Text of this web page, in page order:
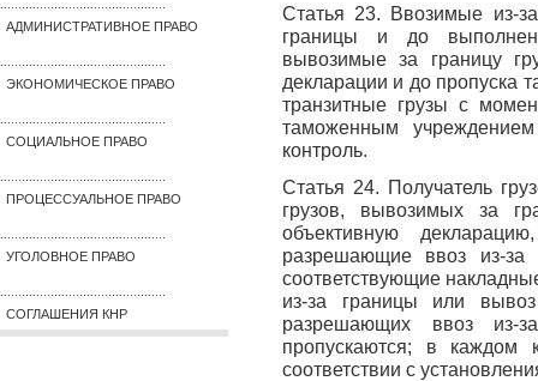
АДМИНИСТРАТИВНОЕ ПРАВО
ЭКОНОМИЧЕСКОЕ ПРАВО
СОЦИАЛЬНОЕ ПРАВО
ПРОЦЕССУАЛЬНОЕ ПРАВО
УГОЛОВНОЕ ПРАВО
СОГЛАШЕНИЯ КНР
Статья 23. Ввозимые из-
границы и до
вывозимые за границу
декларации и до пропуска
транзитные грузы с
таможенным
контроль.
Статья 24. Получатель
грузов, вывозимых за
объективную
разрешающие ввоз из-
соответствующие
из-за границы или
разрешающих ввоз из-
пропускаются; в каждом
соответствии с